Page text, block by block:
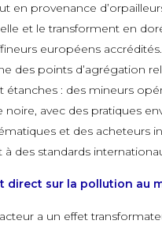
en provenance
et le transforment en
européens
des points d’agrégation
étanches : des mineurs
noire, avec des pratiques
et des acheteurs
des standards
direct sur la pollution au
a un effet